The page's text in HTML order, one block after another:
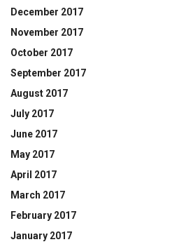
December 2017
November 2017
October 2017
September 2017
August 2017
July 2017
June 2017
May 2017
April 2017
March 2017
February 2017
January 2017